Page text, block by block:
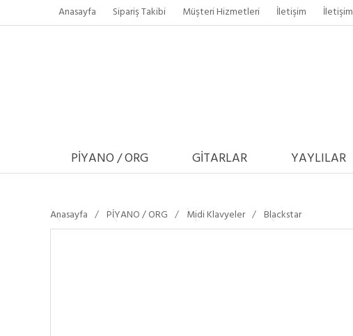
Anasayfa Sipariş Takibi Müşteri Hizmetleri İletişim İletişim
PİYANO / ORG GİTARLAR YAYLILAR
Anasayfa PİYANO / ORG Midi Klavyeler Blackstar